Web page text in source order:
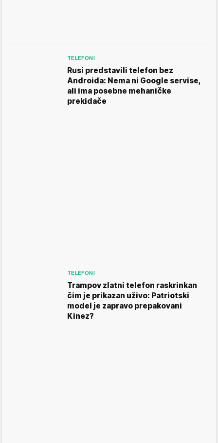
TELEFONI
Rusi predstavili telefon bez
Androida: Nema ni Google servise,
ali ima posebne mehaničke
prekidače
TELEFONI
Trampov zlatni telefon raskrinkan
čim je prikazan uživo: Patriotski
model je zapravo prepakovani
Kinez?